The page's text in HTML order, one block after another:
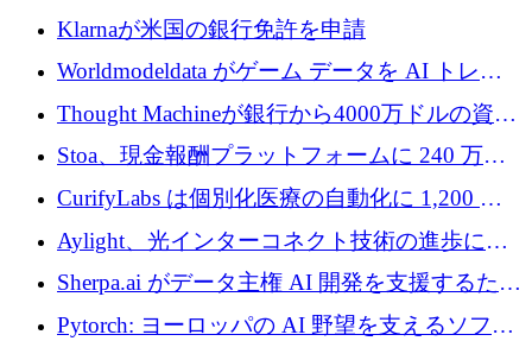
材料スタートアップ TaiSan が 465 万ポンドを
Klarnaが米国の銀行免許を申請
Worldmodeldata がゲーム データを AI トレー
ニングに変えるために 700 万ポンドを獲得
Thought Machineが銀行から4000万ドルの資金
調達、年間収益1億ドルを突破
Stoa、現金報酬プラットフォームに 240 万ド
ルを確保
CurifyLabs は個別化医療の自動化に 1,200 万
ユーロを寄付
Aylight、光インターコネクト技術の進歩に向
けて450万ユーロのプレシードラウンドを終了
Sherpa.ai がデータ主権 AI 開発を支援するため
に 1,800 万ドルを調達
Pytorch: ヨーロッパの AI 野望を支えるソフト